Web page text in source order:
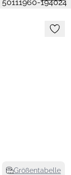
Größentabelle